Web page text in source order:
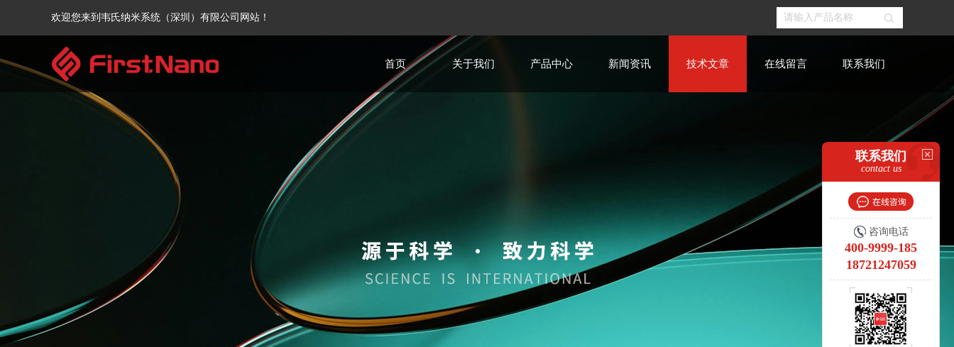
欢迎您来到韦氏纳米系统（深圳）有限公司网站！
首页 关于我们 产品中心 新闻资讯 技术文章 在线留言 联系我们
联系我们
contact us
咨询电话
400-9999-185
18721247059